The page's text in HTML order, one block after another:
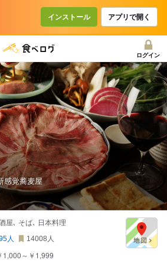
インストール アプリで開く
ログイン
感覚蕎麦屋
屋､ そば､ 日本料理
人 14008 人
1,000～￥1,999